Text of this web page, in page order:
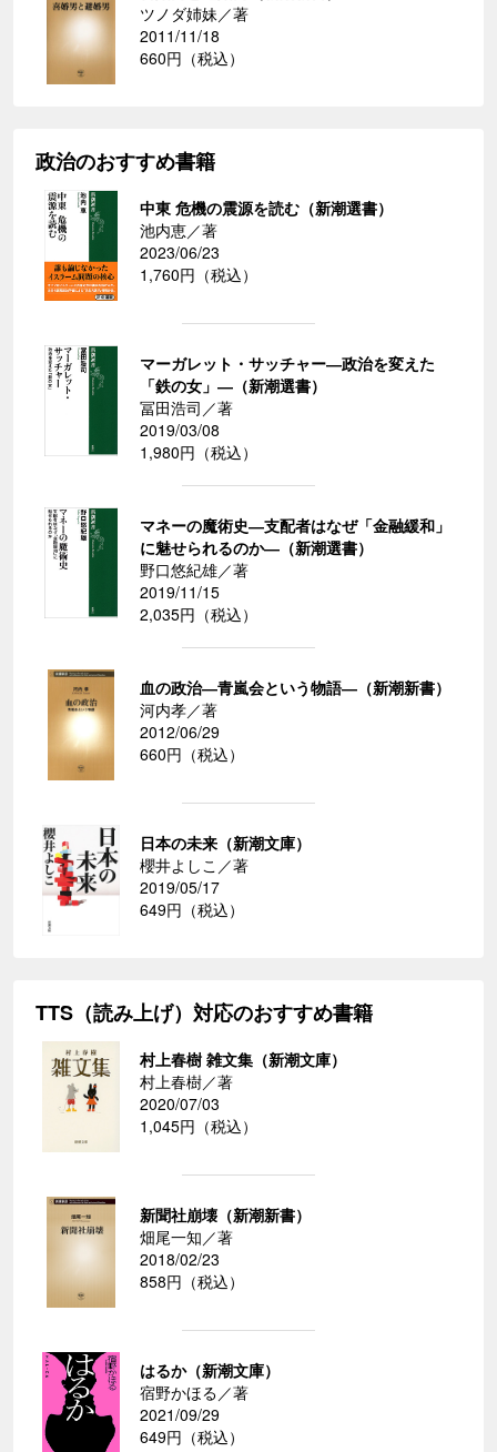
ツノダ姉妹／著
2011/11/18
660円（税込）
政治のおすすめ書籍
中東 危機の震源を読む（新潮選書）
池内恵／著
2023/06/23
1,760円（税込）
マーガレット・サッチャー―政治を変えた
「鉄の女」―（新潮選書）
冨田浩司／著
2019/03/08
1,980円（税込）
マネーの魔術史―支配者はなぜ「金融緩和」
に魅せられるのか―（新潮選書）
野口悠紀雄／著
2019/11/15
2,035円（税込）
血の政治―青嵐会という物語―（新潮新書）
河内孝／著
2012/06/29
660円（税込）
日本の未来（新潮文庫）
櫻井よしこ／著
2019/05/17
649円（税込）
TTS（読み上げ）対応のおすすめ書籍
村上春樹 雑文集（新潮文庫）
村上春樹／著
2020/07/03
1,045円（税込）
新聞社崩壊（新潮新書）
畑尾一知／著
2018/02/23
858円（税込）
はるか（新潮文庫）
宿野かほる／著
2021/09/29
649円（税込）